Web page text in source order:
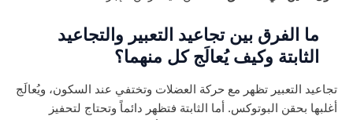
ما الفرق بين تجاعيد التعبير والتجاعيد
الثابتة وكيف يُعالَج كل منهما؟
تجاعيد التعبير تظهر مع حركة العضلات وتختفي عند السكون، ويُعالَج
أغلبها بحقن البوتوكس. أما الثابتة فتظهر دائماً وتحتاج لتحفيز